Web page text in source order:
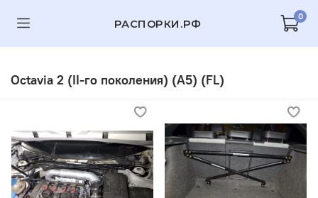
РАСПОРКИ.РФ
0
Octavia 2 (II-го поколения) (A5) (FL)